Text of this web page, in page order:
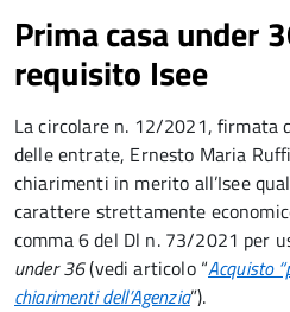
Prima casa under
requisito Isee
La circolare n. 12/2021, firmata
delle entrate, Ernesto Maria
chiarimenti in merito all’Isee
carattere strettamente
comma 6 del Dl n. 73/2021 per
under 36(vedi articolo “Acquisto
chiarimenti dell’Agenzia”).